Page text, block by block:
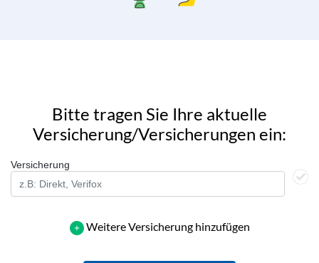
Bitte tragen Sie Ihre aktuelle
Versicherung/Versicherungen ein:
Versicherung
Weitere Versicherung hinzufügen